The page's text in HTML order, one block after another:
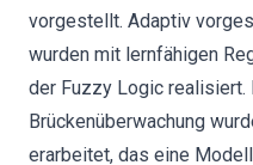
vorgestellt. Adaptiv
wurden mit lernfähigen
der Fuzzy Logic realisiert.
Brückenüberwachung
erarbeitet, das eine